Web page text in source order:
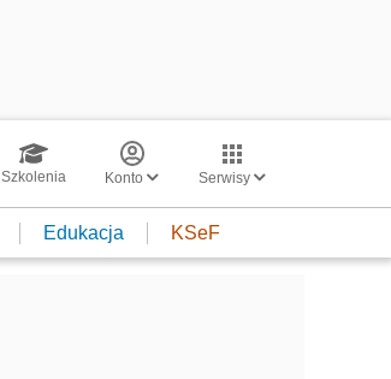
Szkolenia Konto Serwisy
Edukacja KSeF